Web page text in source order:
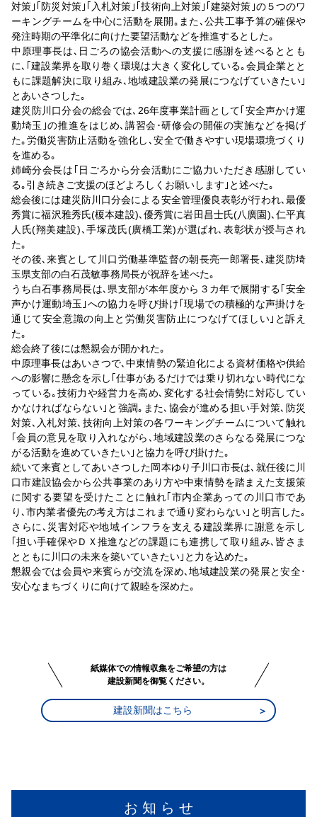
お 知 ら せ
対策｣｢防災対策｣｢入札対策｣｢技術向上対策｣｢建築対策｣の５つのワ
ーキングチームを中心に活動を展開｡また､公共工事予算の確保や
発注時期の平準化に向けた要望活動などを推進するとした｡
中原理事長は､日ごろの協会活動への支援に感謝を述べるととも
に､｢建設業界を取り巻く環境は大きく変化している｡会員企業とと
もに課題解決に取り組み､地域建設業の発展につなげていきたい｣
とあいさつした｡
建災防川口分会の総会では､26年度事業計画として｢安全声かけ運
動埼玉｣の推進をはじめ､講習会･研修会の開催の実施などを掲げ
た｡労働災害防止活動を強化し､安全で働きやすい現場環境づくり
を進める｡
姉崎分会長は｢日ごろから分会活動にご協力いただき感謝してい
る｡引き続きご支援のほどよろしくお願いします｣と述べた｡
総会後には建災防川口分会による安全管理優良表彰が行われ､最優
秀賞に福沢雅秀氏(榎本建設)､優秀賞に岩田昌士氏(八廣園)､仁平真
人氏(翔美建設)､手塚茂氏(廣橋工業)が選ばれ､表彰状が授与され
た｡
その後､来賓として川口労働基準監督の朝長亮一郎署長､建災防埼
玉県支部の白石茂敏事務局長が祝辞を述べた｡
うち白石事務局長は､県支部が本年度から３カ年で展開する｢安全
声かけ運動埼玉｣への協力を呼び掛け｢現場での積極的な声掛けを
通じて安全意識の向上と労働災害防止につなげてほしい｣と訴え
た｡
総会終了後には懇親会が開かれた｡
中原理事長はあいさつで､中東情勢の緊迫化による資材価格や供給
への影響に懸念を示し｢仕事があるだけでは乗り切れない時代にな
っている｡技術力や経営力を高め､変化する社会情勢に対応してい
かなければならない｣と強調｡また､協会が進める担い手対策､防災
対策､入札対策､技術向上対策の各ワーキングチームについて触れ
｢会員の意見を取り入れながら､地域建設業のさらなる発展につな
がる活動を進めていきたい｣と協力を呼び掛けた｡
続いて来賓としてあいさつした岡本ゆり子川口市長は､就任後に川
口市建設協会から公共事業のあり方や中東情勢を踏まえた支援策
に関する要望を受けたことに触れ｢市内企業あっての川口市であ
り､市内業者優先の考え方はこれまで通り変わらない｣と明言した｡
さらに､災害対応や地域インフラを支える建設業界に謝意を示し
｢担い手確保やＤＸ推進などの課題にも連携して取り組み､皆さま
とともに川口の未来を築いていきたい｣と力を込めた｡
懇親会では会員や来賓らが交流を深め､地域建設業の発展と安全･
安心なまちづくりに向けて親睦を深めた｡
紙媒体での情報収集をご希望の方は
建設新聞を御覧ください。
建設新聞はこちら